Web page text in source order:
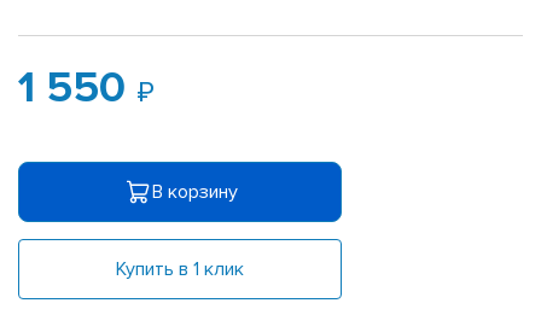
1 550
В корзину
Купить в 1 клик